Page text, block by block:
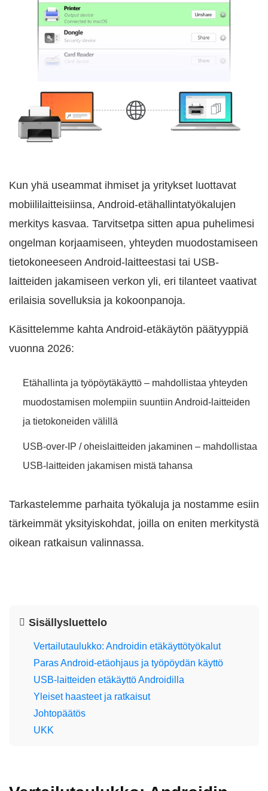
Kun yhä useammat ihmiset ja yritykset luottavat
mobiililaitteisiinsa, Android-etähallintatyökalujen
merkitys kasvaa. Tarvitsetpa sitten apua puhelimesi
ongelman korjaamiseen, yhteyden muodostamiseen
tietokoneeseen Android-laitteestasi tai USB-
laitteiden jakamiseen verkon yli, eri tilanteet vaativat
erilaisia sovelluksia ja kokoonpanoja.
Käsittelemme kahta Android-etäkäytön päätyyppiä
vuonna 2026:
Etähallinta ja työpöytäkäyttö – mahdollistaa yhteyden
muodostamisen molempiin suuntiin Android-laitteiden
ja tietokoneiden välillä
USB-over-IP / oheislaitteiden jakaminen – mahdollistaa
USB-laitteiden jakamisen mistä tahansa
Tarkastelemme parhaita työkaluja ja nostamme esiin
tärkeimmät yksityiskohdat, joilla on eniten merkitystä
oikean ratkaisun valinnassa.
Sisällysluettelo
Vertailutaulukko: Androidin etäkäyttötyökalut
Paras Android-etäohjaus ja työpöydän käyttö
USB-laitteiden etäkäyttö Androidilla
Yleiset haasteet ja ratkaisut
Johtopäätös
UKK